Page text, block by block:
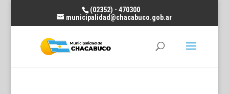
(02352) - 470300
municipalidad@chacabuco.gob.ar